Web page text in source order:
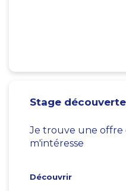
Stage
Je trouve une offre
m'intéresse
Découvrir